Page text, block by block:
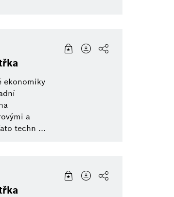
ekonomiky
a
techn ...